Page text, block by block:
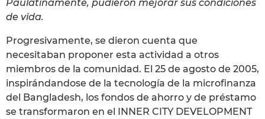
Paulatinamente, pudieron mejorar sus condiciones
de vida.
Progresivamente, se dieron cuenta que
necesitaban proponer esta actividad a otros
miembros de la comunidad. El 25 de agosto de 2005,
inspirándandose de la tecnología de la microfinanza
del Bangladesh, los fondos de ahorro y de préstamo
se transformaron en el INNER CITY DEVELOPMENT